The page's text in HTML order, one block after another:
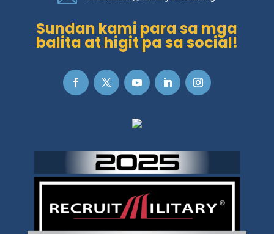
Sundan kami para sa mga
balita at higit pa sa social!